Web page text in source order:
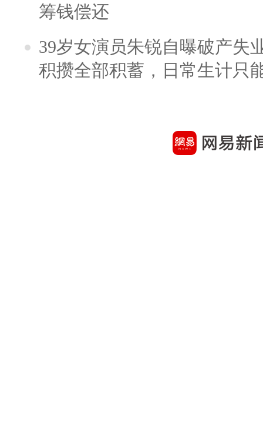
筹钱偿还
39岁女演员朱锐自曝破产失
积攒全部积蓄，日常生计只